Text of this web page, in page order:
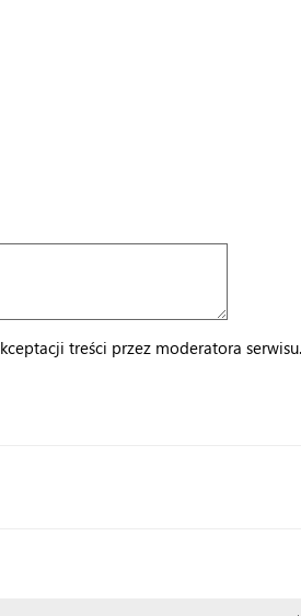
treści przez moderatora serwisu.